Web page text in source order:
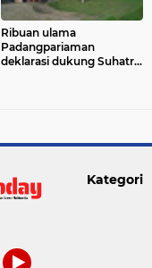
Ribuan ulama
Padangpariaman
deklarasi dukung Suhatri
Kategori